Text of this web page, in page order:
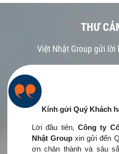
THƯ
Việt Nhật Group gửi lời
Kính gửi Quý Khách
Lời đầu tiên, Công ty
Nhật Group xin gửi đến
ơn chân thành và sâu